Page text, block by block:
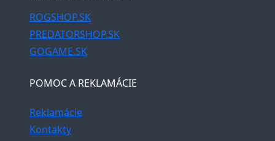
ROGSHOP.SK
PREDATORSHOP.SK
GOGAME.SK
POMOC A REKLAMÁCIE
Reklamácie
Kontakty